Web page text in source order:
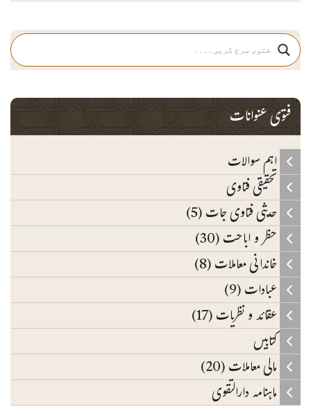
فتوی عنوانات
اہم سوالات
تحقیقی فتاوی
حدیثی فتاوی جات (5)
حظر و اباحت (30)
خاندانی معاملات (8)
عبادات (9)
عقائد و نظریات (17)
کتابیں
مالی معاملات (20)
ماہنامہ دارالتقوی